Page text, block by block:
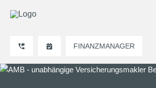
FINANZMANAGER